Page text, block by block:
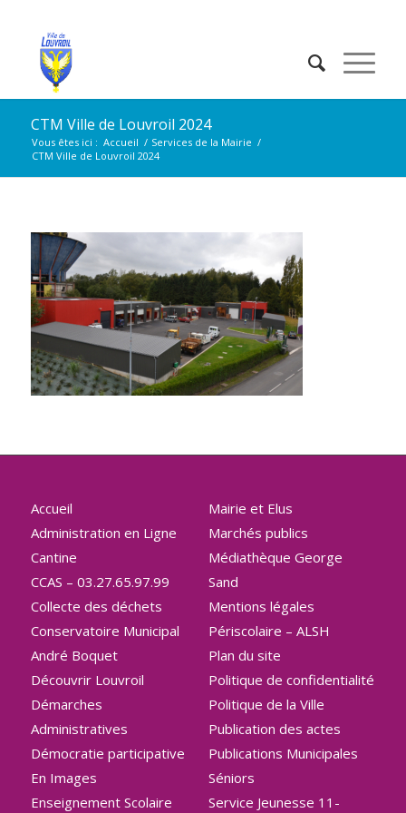
CTM Ville de Louvroil 2024
Vous êtes ici : Accueil / Services de la Mairie /
CTM Ville de Louvroil 2024
Accueil
Administration en Ligne
Cantine
CCAS – 03.27.65.97.99
Collecte des déchets
Conservatoire Municipal
André Boquet
Découvrir Louvroil
Démarches
Administratives
Démocratie participative
En Images
Enseignement Scolaire
Mairie et Elus
Marchés publics
Médiathèque George
Sand
Mentions légales
Périscolaire – ALSH
Plan du site
Politique de confidentialité
Politique de la Ville
Publication des actes
Publications Municipales
Séniors
Service Jeunesse 11-